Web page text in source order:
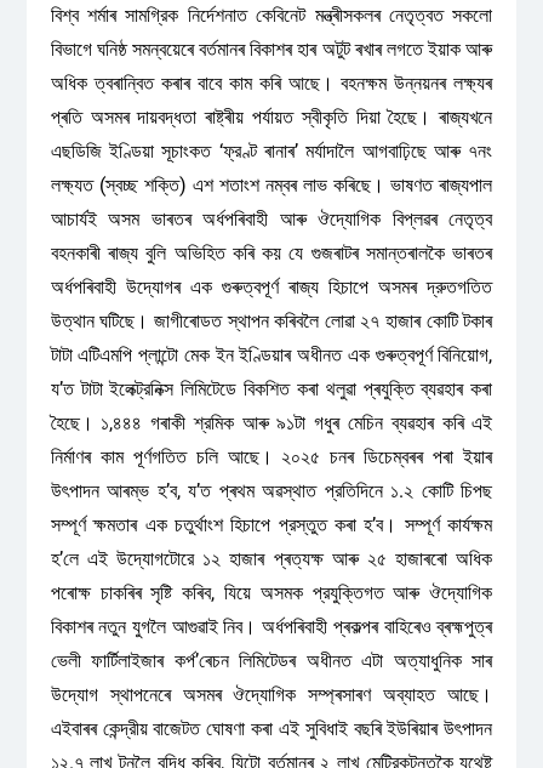
বিশ্ব শৰ্মাৰ সামগ্রিক নির্দেশনাত কেবিনেট মন্ত্ৰীসকলৰ নেতৃত্বত সকলো
বিভাগে ঘনিষ্ঠ সমন্বয়েৰে বৰ্তমানৰ বিকাশৰ হাৰ অটুট ৰখাৰ লগতে ইয়াক আৰু
অধিক ত্বৰান্বিত কৰাৰ বাবে কাম কৰি আছে। বহনক্ষম উন্নয়নৰ লক্ষ্যৰ
প্ৰতি অসমৰ দায়বদ্ধতা ৰাষ্ট্ৰীয় পৰ্যায়ত স্বীকৃতি দিয়া হৈছে। ৰাজ্যখনে
এছডিজি ইণ্ডিয়া সূচাংকত ‘ফ্রণ্ট ৰানাৰ’ মর্যাদালৈ আগবাঢ়িছে আৰু ৭নং
লক্ষ্যত (স্বচ্ছ শক্তি) এশ শতাংশ নম্বৰ লাভ কৰিছে। ভাষণত ৰাজ্যপাল
আচাৰ্যই অসম ভাৰতৰ অৰ্ধপৰিবাহী আৰু ঔদ্যোগিক বিপ্লৱৰ নেতৃত্ব
বহনকাৰী ৰাজ্য বুলি অভিহিত কৰি কয় যে গুজৰাটৰ সমান্তৰালকৈ ভাৰতৰ
অৰ্ধপৰিবাহী উদ্যোগৰ এক গুৰুত্বপূৰ্ণ ৰাজ্য হিচাপে অসমৰ দ্রুতগতিত
উত্থান ঘটিছে। জাগীৰোডত স্থাপন কৰিবলৈ লোৱা ২৭ হাজাৰ কোটি টকাৰ
টাটা এটিএমপি প্লান্টো মেক ইন ইণ্ডিয়াৰ অধীনত এক গুৰুত্বপূৰ্ণ বিনিয়োগ,
য’ত টাটা ইলেক্ট্রনিক্স লিমিটেডে বিকশিত কৰা থলুৱা প্ৰযুক্তি ব্যৱহাৰ কৰা
হৈছে। ১,৪৪৪ গৰাকী শ্রমিক আৰু ৯১টা গধুৰ মেচিন ব্যৱহাৰ কৰি এই
নিৰ্মাণৰ কাম পূৰ্ণগতিত চলি আছে। ২০২৫ চনৰ ডিচেম্বৰৰ পৰা ইয়াৰ
উৎপাদন আৰম্ভ হ’ব, য’ত প্ৰথম অৱস্থাত প্রতিদিনে ১.২ কোটি চিপছ
সম্পূর্ণ ক্ষমতাৰ এক চতুর্থাংশ হিচাপে প্রস্তুত কৰা হ’ব। সম্পূর্ণ কার্যক্ষম
হ’লে এই উদ্যোগটোরে ১২ হাজাৰ প্ৰত্যক্ষ আৰু ২৫ হাজাৰৰো অধিক
পৰোক্ষ চাকৰিৰ সৃষ্টি কৰিব, যিয়ে অসমক প্রযুক্তিগত আৰু ঔদ্যোগিক
বিকাশৰ নতুন যুগলৈ আগুৱাই নিব। অর্ধপৰিবাহী প্ৰকল্পৰ বাহিৰেও ব্ৰহ্মপুত্ৰ
ভেলী ফার্টিলাইজাৰ কৰ্প’ৰেচন লিমিটেডৰ অধীনত এটা অত্যাধুনিক সাৰ
উদ্যোগ স্থাপনেৰে অসমৰ ঔদ্যোগিক সম্প্ৰসাৰণ অব্যাহত আছে।
এইবাৰৰ কেন্দ্রীয় বাজেটত ঘোষণা কৰা এই সুবিধাই বছৰি ইউৰিয়াৰ উৎপাদন
১২.৭ লাখ টনলৈ বৃদ্ধি কৰিব, যিটো বৰ্তমানৰ ২ লাখ মেট্রিকটনতকৈ যথেষ্ট